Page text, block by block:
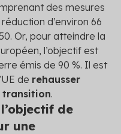
des mesures
d’environ 66
Or, pour atteindre la
l’objectif est
émis de 90 %. Il est
de rehausser
transition.
de
une